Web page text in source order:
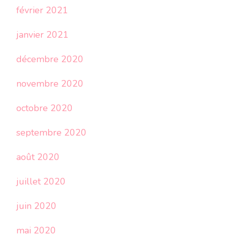
février 2021
janvier 2021
décembre 2020
novembre 2020
octobre 2020
septembre 2020
août 2020
juillet 2020
juin 2020
mai 2020